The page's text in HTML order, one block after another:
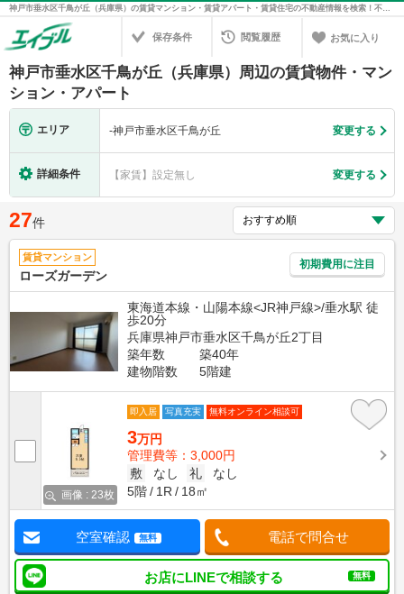
神戸市垂水区千鳥が丘（兵庫県）の賃貸マンション・賃貸アパート・賃貸住宅の不動産情報を検索！不動産賃貸の物件探しは、お部屋探しのエイブル
保存条件 閲覧履歴 お気に入り
神戸市垂水区千鳥が丘（兵庫県）周辺の賃貸物件・マン
ション・アパート
エリア -神戸市垂水区千鳥が丘 変更する
詳細条件 【家賃】設定無し 変更する
27件
賃貸マンション
ローズガーデン
初期費用に注目
東海道本線・山陽本線<JR神戸線>/垂水駅 徒
歩20分
兵庫県神戸市垂水区千鳥が丘2丁目
築年数
築40年
建物階数
5階建
画像 : 23枚
即入居 写真充実 無料オンライン相談可
3万円
管理費等：3,000円
敷
なし 礼
なし
5階
1R 18㎡
空室確認 無料 電話で問合せ
お店にLINEで相談する 無料